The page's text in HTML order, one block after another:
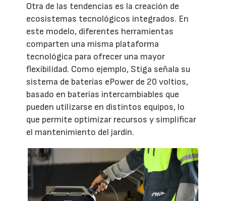
Otra de las tendencias es la creación de
ecosistemas tecnológicos integrados. En
este modelo, diferentes herramientas
comparten una misma plataforma
tecnológica para ofrecer una mayor
flexibilidad. Como ejemplo, Stiga señala su
sistema de baterías ePower de 20 voltios,
basado en baterías intercambiables que
pueden utilizarse en distintos equipos, lo
que permite optimizar recursos y simplificar
el mantenimiento del jardín.